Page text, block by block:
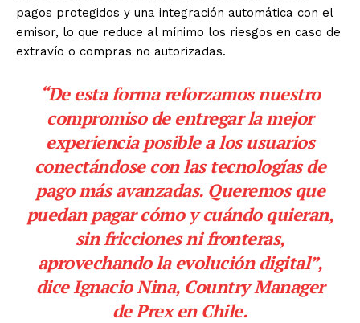
pagos protegidos y una integración automática con el
emisor, lo que reduce al mínimo los riesgos en caso de
extravío o compras no autorizadas.
“De esta forma reforzamos nuestro
compromiso de entregar la mejor
experiencia posible a los usuarios
conectándose con las tecnologías de
pago más avanzadas. Queremos que
puedan pagar cómo y cuándo quieran,
sin fricciones ni fronteras,
aprovechando la evolución digital”,
dice Ignacio Nina, Country Manager
de Prex en Chile.